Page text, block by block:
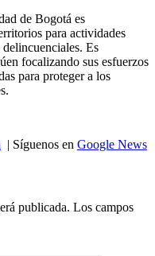
de Bogotá es
para actividades
Es
focalizando sus esfuerzos
para proteger a los
| Síguenos en Google News
publicada. Los campos